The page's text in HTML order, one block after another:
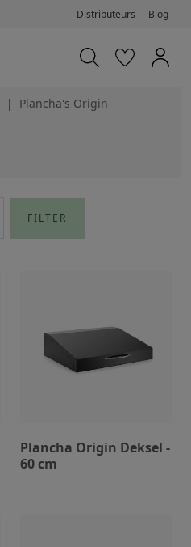
Distributeurs Blog
Plancha's Origin
FILTER
Plancha Origin Deksel -
60 cm